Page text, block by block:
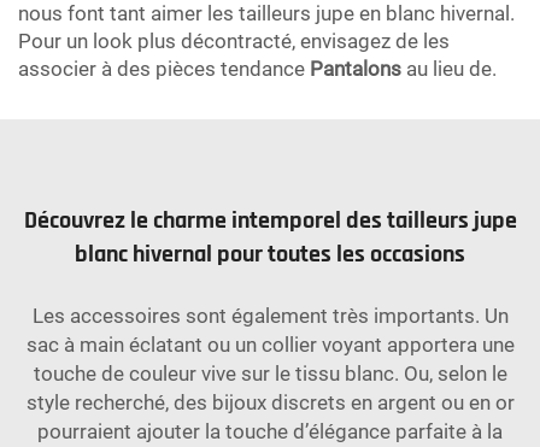
nous font tant aimer les tailleurs jupe en blanc hivernal.
Pour un look plus décontracté, envisagez de les
associer à des pièces tendance Pantalons au lieu de.
Découvrez le charme intemporel des tailleurs jupe
blanc hivernal pour toutes les occasions
Les accessoires sont également très importants. Un
sac à main éclatant ou un collier voyant apportera une
touche de couleur vive sur le tissu blanc. Ou, selon le
style recherché, des bijoux discrets en argent ou en or
pourraient ajouter la touche d’élégance parfaite à la